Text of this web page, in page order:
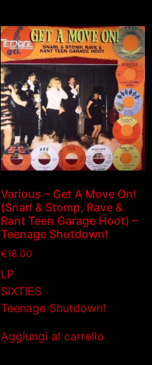
Various – Get A Move On!
(Snarl & Stomp, Rave &
Rant Teen Garage Hoot) –
Teenage Shutdown!
€18.00
LP
SIXTIES
Teenage Shutdown!
Aggiungi al carrello